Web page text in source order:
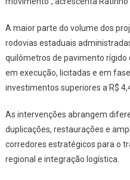
A maior parte do volume dos
rodovias estaduais
quilômetros de pavimento rígido
em execução, licitadas e em
investimentos superiores a R$
As intervenções abrangem
duplicações, restaurações e
corredores estratégicos para o
regional e integração logística.